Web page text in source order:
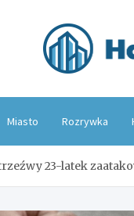
Miasto Rozrywka
23-latek